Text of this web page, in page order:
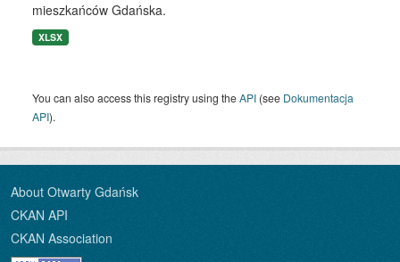
mieszkańców Gdańska.
XLSX
You can also access this registry using theAPI (see Dokumentacja
API).
About Otwarty Gdańsk
CKAN API
CKAN Association